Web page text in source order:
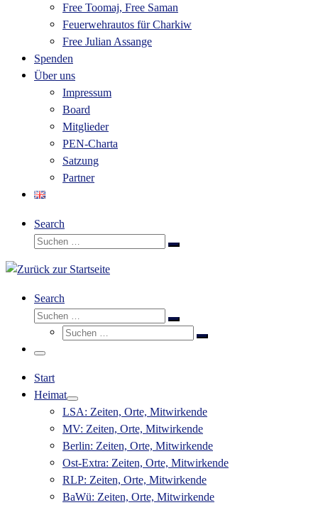
Free Toomaj, Free Saman
Feuerwehrautos für Charkiw
Free Julian Assange
Spenden
Über uns
Impressum
Board
Mitglieder
PEN-Charta
Satzung
Partner
Search
Suche
Suchen …
Search
Suche
Suchen …
Suche
Suchen …
Menü
Start
Heimat
LSA: Zeiten, Orte, Mitwirkende
MV: Zeiten, Orte, Mitwirkende
Berlin: Zeiten, Orte, Mitwirkende
Ost-Extra: Zeiten, Orte, Mitwirkende
RLP: Zeiten, Orte, Mitwirkende
BaWü: Zeiten, Orte, Mitwirkende